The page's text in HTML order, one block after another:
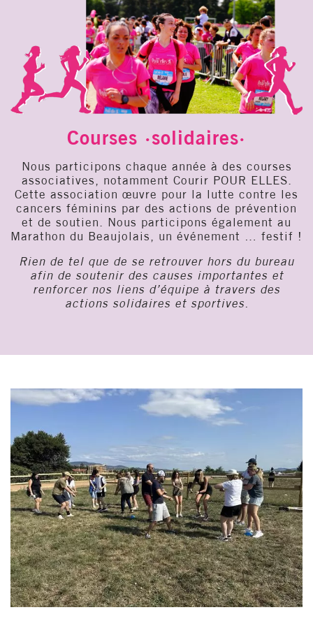
Courses ·solidaires·
Nous participons chaque année à des courses
associatives, notamment Courir POUR ELLES.
Cette association œuvre pour la lutte contre les
cancers féminins par des actions de prévention
et de soutien. Nous participons également au
Marathon du Beaujolais, un événement … festif !
Rien de tel que de se retrouver hors du bureau
afin de soutenir des causes importantes et
renforcer nos liens d’équipe à travers des
actions solidaires et sportives.